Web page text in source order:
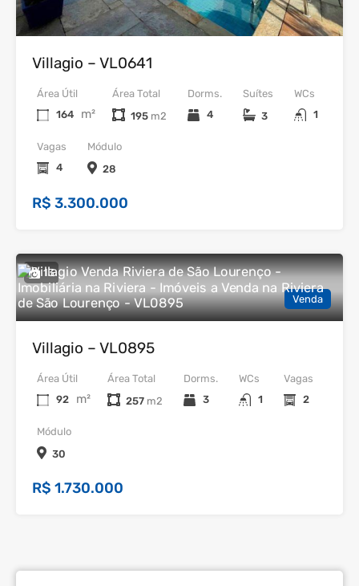
Venda
Villagio – VL0641
Dorms.
4
WCs
1
Área Útil
164
m²
Vagas
4
Área Total
195
Suítes
3
Módulo
28
R$ 3.300.000
13
Venda
Villagio – VL0895
Dorms.
3
WCs
1
Área Útil
92
m²
Vagas
2
Área Total
257
Módulo
30
R$ 1.730.000